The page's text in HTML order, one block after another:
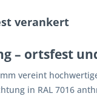
verankert
– ortsfest
vereint
in RAL 7016